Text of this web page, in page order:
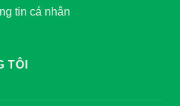
tin cá nhân
TÔI